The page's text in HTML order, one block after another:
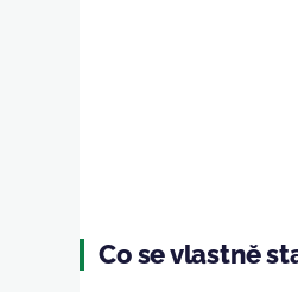
Co se vlastně